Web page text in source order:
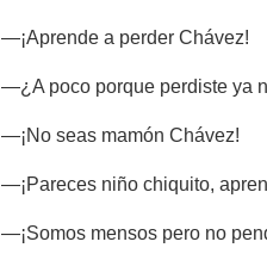
—¡Aprende a perder Chávez!
—¿A poco porque perdiste ya
—¡No seas mamón Chávez!
—¡Pareces niño chiquito,
—¡Somos mensos pero no